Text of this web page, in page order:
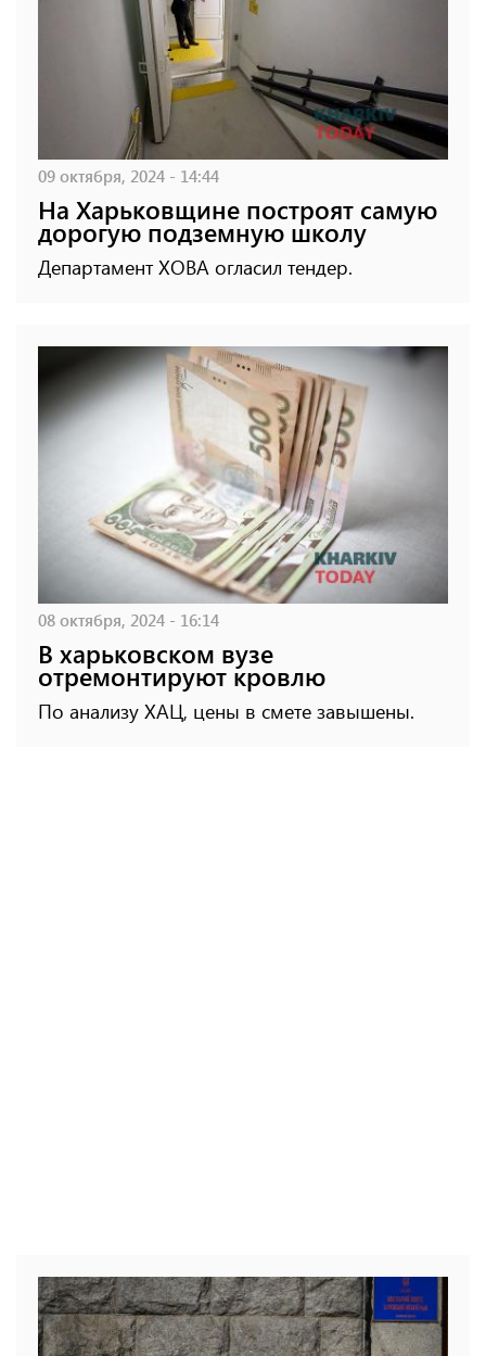
09 октября, 2024 - 14:44
На Харьковщине построят самую
дорогую подземную школу
Департамент ХОВА огласил тендер.
08 октября, 2024 - 16:14
В харьковском вузе
отремонтируют кровлю
По анализу ХАЦ, цены в смете завышены.